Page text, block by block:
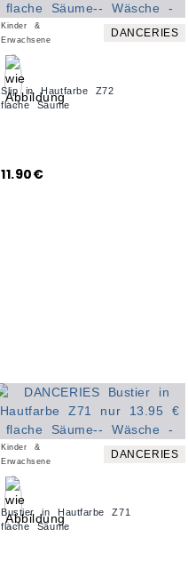
Kinder &
Erwachsene
DANCERIES
Slip in Hautfarbe Z72
flache Säume
11.90€
Kinder &
Erwachsene
DANCERIES
Bustier in Hautfarbe Z71
flache Säume